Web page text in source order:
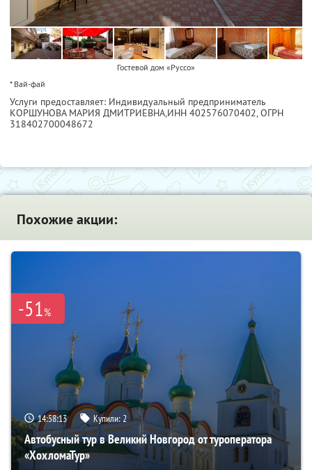
Гостевой дом «Руссо»
* Вай-фай
Услуги предоставляет: Индивидуальный предприниматель
КОРШУНОВА МАРИЯ ДМИТРИЕВНА,ИНН 402576070402, ОГРН
318402700048672
Похожие акции:
-51%
14:58:11 Купили:2
Автобусный тур в Великий Новгород от туроператора
«ХохломаТур»